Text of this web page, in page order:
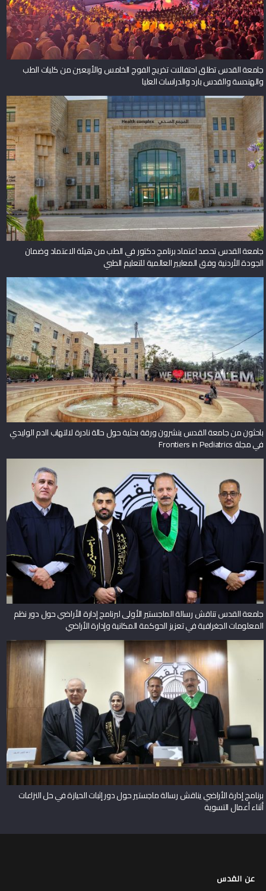
جامعة القدس تطلق احتفالات تخريج الفوج الخامس والأربعين من كليات الطب
والهندسة والقدس بارد والدراسات العليا
جامعة القدس تحصد اعتماد برنامج دكتور في الطب من هيئة الاعتماد وضمان
الجودة الأردنية وفق المعايير العالمية للتعليم الطبي
باحثون من جامعة القدس ينشرون ورقة بحثية حول حالة نادرة لالتهاب الدم الوليدي
في مجلة Frontiers in Pediatrics
جامعة القدس تناقش رسالة الماجستير الأولى لبرنامج إدارة الأراضي حول دور نظم
المعلومات الجغرافية في تعزيز الحوكمة المكانية وإدارة الأراضي
برنامج إدارة الأراضي يناقش رسالة ماجستير حول دور إثبات الحيازة في حل النزاعات
أثناء أعمال التسوية
عن القدس